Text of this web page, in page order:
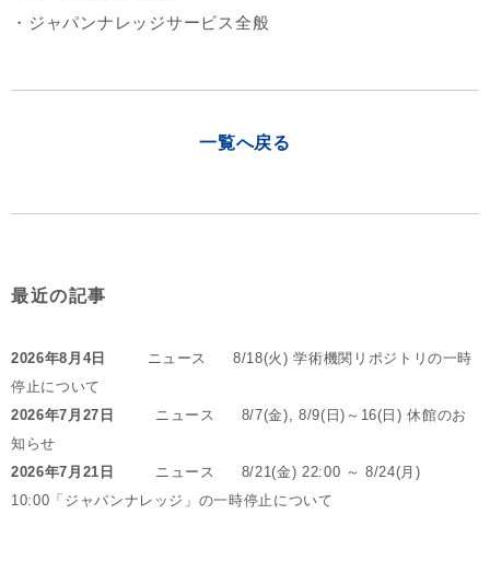
・ジャパンナレッジサービス全般
一覧へ戻る
最近の記事
2026年8月4日 ニュース
8/18(火) 学術機関リポジトリの一時
停止について
2026年7月27日
ニュース
8/7(金), 8/9(日)～16(日) 休館のお
知らせ
2026年7月21日
ニュース
8/21(金) 22:00 ～ 8/24(月)
10:00「ジャパンナレッジ」の一時停止について